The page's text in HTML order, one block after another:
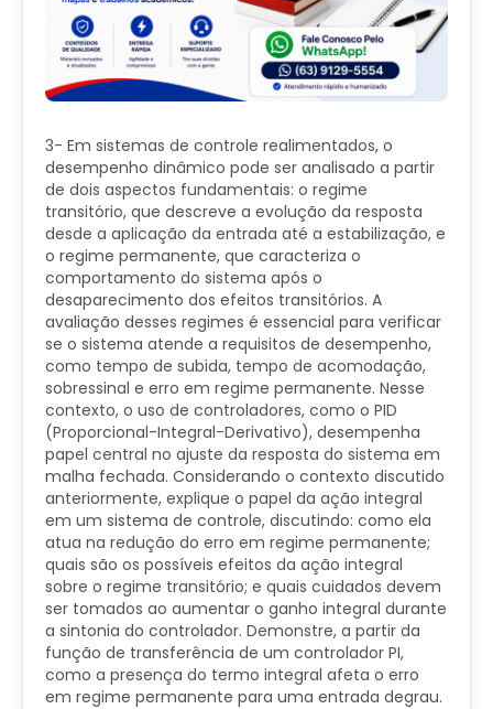
3- Em sistemas de controle realimentados, o
desempenho dinâmico pode ser analisado a partir
de dois aspectos fundamentais: o regime
transitório, que descreve a evolução da resposta
desde a aplicação da entrada até a estabilização, e
o regime permanente, que caracteriza o
comportamento do sistema após o
desaparecimento dos efeitos transitórios. A
avaliação desses regimes é essencial para verificar
se o sistema atende a requisitos de desempenho,
como tempo de subida, tempo de acomodação,
sobressinal e erro em regime permanente. Nesse
contexto, o uso de controladores, como o PID
(Proporcional-Integral-Derivativo), desempenha
papel central no ajuste da resposta do sistema em
malha fechada. Considerando o contexto discutido
anteriormente, explique o papel da ação integral
em um sistema de controle, discutindo: como ela
atua na redução do erro em regime permanente;
quais são os possíveis efeitos da ação integral
sobre o regime transitório; e quais cuidados devem
ser tomados ao aumentar o ganho integral durante
a sintonia do controlador. Demonstre, a partir da
função de transferência de um controlador PI,
como a presença do termo integral afeta o erro
em regime permanente para uma entrada degrau.